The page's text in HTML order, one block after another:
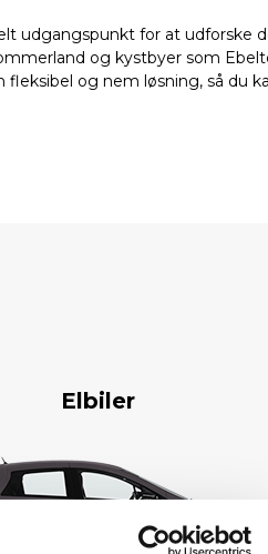
udgangspunkt for at udforske
og kystbyer som
fleksibel og nem løsning, så du
Elbiler